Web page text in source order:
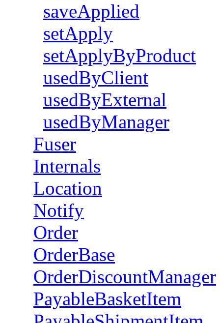
saveApplied
setApply
setApplyByProduct
usedByClient
usedByExternal
usedByManager
Fuser
Internals
Location
Notify
Order
OrderBase
OrderDiscountManager
PayableBasketItem